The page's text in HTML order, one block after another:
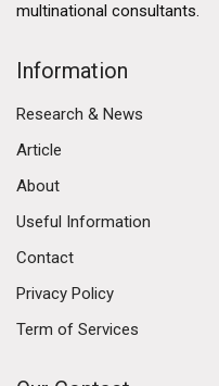
multinational consultants.
Information
Research & News
Article
About
Useful Information
Contact
Privacy Policy
Term of Services